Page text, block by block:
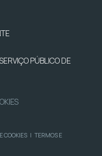
PÚBLICO DE
COOKIES | TERMOS E